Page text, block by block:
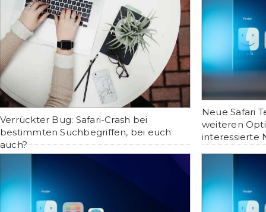
Verrückter Bug: Safari-Crash bei
bestimmten Suchbegriffen, bei euch
auch?
Neue Safari
weiteren
interessierte